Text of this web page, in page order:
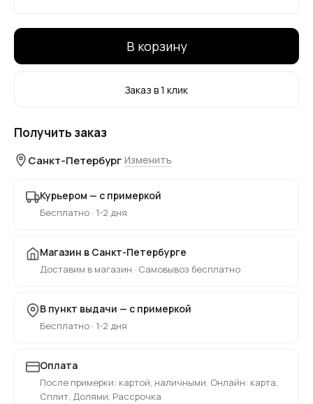
В корзину
Заказ в 1 клик
Получить заказ
Санкт-Петербург Изменить
Курьером — с примеркой
Бесплатно · 1-2 дня
Магазин в Санкт-Петербурге
Доставим в магазин · Самовывоз бесплатно
В пункт выдачи — с примеркой
Бесплатно · 1-2 дня
Оплата
После примерки: картой, наличными. Онлайн: карта,
Сплит, Долями, Рассрочка